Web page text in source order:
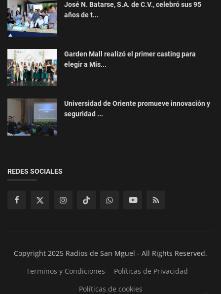
José N. Batarse, S.A. de C.V., celebró sus 95
años de t...
Garden Mall realizó el primer casting para
elegir a Mis...
Universidad de Oriente promueve innovación y
seguridad ...
REDES SOCIALES
Copyright 2025 Radios de San Mguel - All Rights Reserved.
Terminos y Condiciones
Políticas de Privacidad
Políticas de cookies